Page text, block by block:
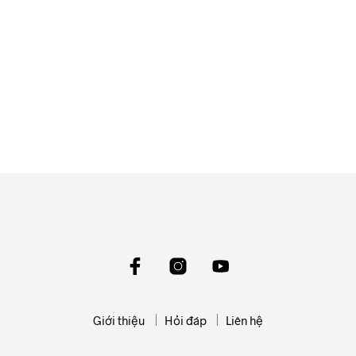
Giới thiệu Hỏi đáp Liên hệ